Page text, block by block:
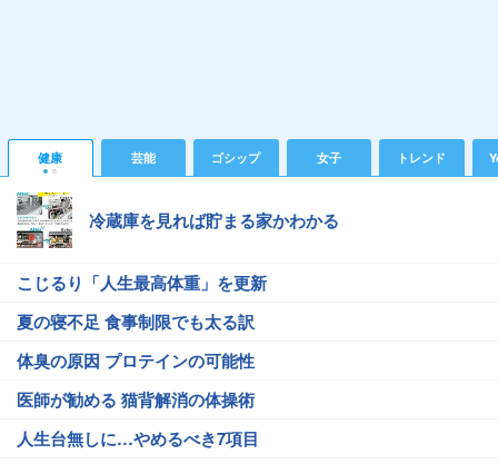
健康 芸能 ゴシップ 女子 トレンド
冷蔵庫を見れば貯まる家かわかる
こじるり「人生最高体重」を更新
夏の寝不足 食事制限でも太る訳
体臭の原因 プロテインの可能性
医師が勧める 猫背解消の体操術
人生台無しに…やめるべき7項目